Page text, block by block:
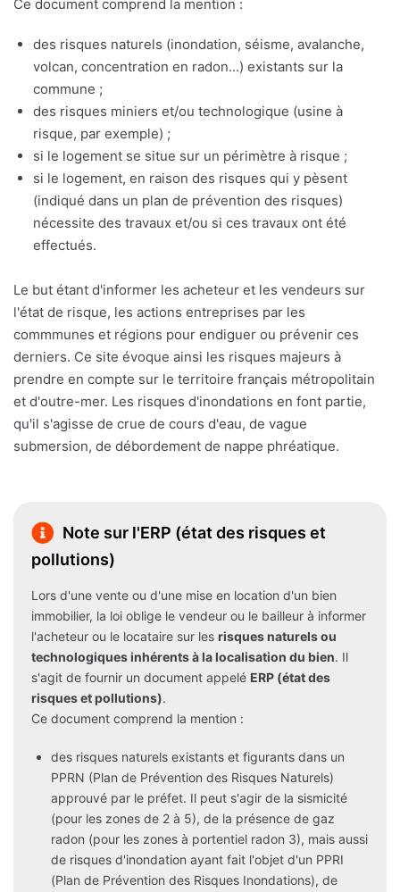
Ce document comprend la mention :
des risques naturels (inondation, séisme, avalanche,
volcan, concentration en radon...) existants sur la
commune ;
des risques miniers et/ou technologique (usine à
risque, par exemple) ;
si le logement se situe sur un périmètre à risque ;
si le logement, en raison des risques qui y pèsent
(indiqué dans un plan de prévention des risques)
nécessite des travaux et/ou si ces travaux ont été
effectués.
Le but étant d'informer les acheteur et les vendeurs sur
l'état de risque, les actions entreprises par les
commmunes et régions pour endiguer ou prévenir ces
derniers. Ce site évoque ainsi les risques majeurs à
prendre en compte sur le territoire français métropolitain
et d'outre-mer. Les risques d'inondations en font partie,
qu'il s'agisse de crue de cours d'eau, de vague
submersion, de débordement de nappe phréatique.
Note sur l'ERP (état des risques et
pollutions)
Lors d'une vente ou d'une mise en location d'un bien
immobilier, la loi oblige le vendeur ou le bailleur à informer
l'acheteur ou le locataire sur les risques naturels ou
technologiques inhérents à la localisation du bien. Il
s'agit de fournir un document appelé ERP (état des
risques et pollutions).
Ce document comprend la mention :
des risques naturels existants et figurants dans un
PPRN (Plan de Prévention des Risques Naturels)
approuvé par le préfet. Il peut s'agir de la sismicité
(pour les zones de 2 à 5), de la présence de gaz
radon (pour les zones à portentiel radon 3), mais aussi
de risques d'inondation ayant fait l'objet d'un PPRI
(Plan de Prévention des Risques Inondations), de